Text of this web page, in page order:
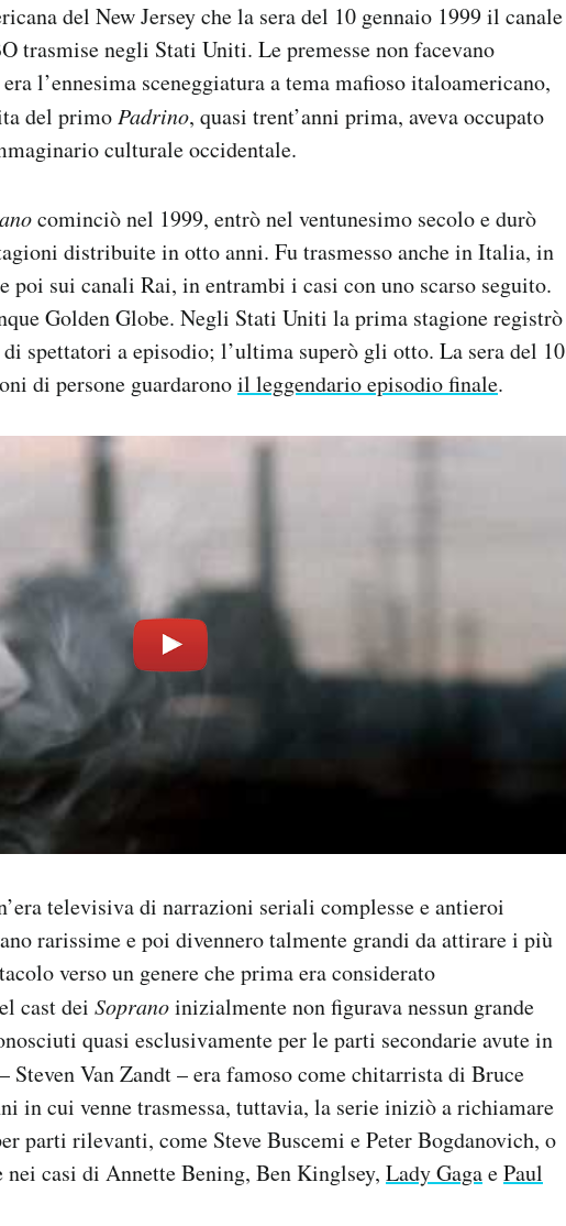
del New Jersey che la sera del 10 gennaio 1999 il canale
trasmise negli Stati Uniti. Le premesse non facevano
l’ennesima sceneggiatura a tema mafioso italoamericano,
del primoPadrino, quasi trent’anni prima, aveva occupato
culturale occidentale.
cominciò nel 1999, entrò nel ventunesimo secolo e durò
distribuite in otto anni. Fu trasmesso anche in Italia, in
poi sui canali Rai, in entrambi i casi con uno scarso seguito.
Golden Globe. Negli Stati Uniti la prima stagione registrò
spettatori a episodio; l’ultima superò gli otto. La sera del 10
di persone guardaronoil leggendario episodio finale.
televisiva di narrazioni seriali complesse e antieroi
rarissime e poi divennero talmente grandi da attirare i più
verso un genere che prima era considerato
cast dei Sopranoinizialmente non figurava nessun grande
quasi esclusivamente per le parti secondarie avute in
Steven Van Zandt – era famoso come chitarrista di Bruce
in cui venne trasmessa, tuttavia, la serie iniziò a richiamare
parti rilevanti, come Steve Buscemi e Peter Bogdanovich, o
casi di Annette Bening, Ben Kinglsey, Lady GagaePaul